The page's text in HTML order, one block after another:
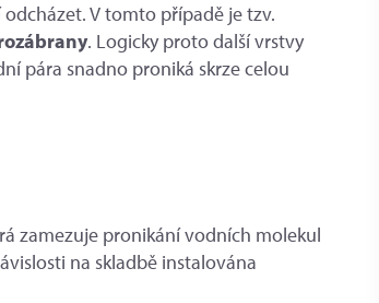
V tomto případě je tzv.
. Logicky proto další vrstvy
pára snadno proniká skrze celou
zamezuje pronikání vodních molekul
na skladbě instalována